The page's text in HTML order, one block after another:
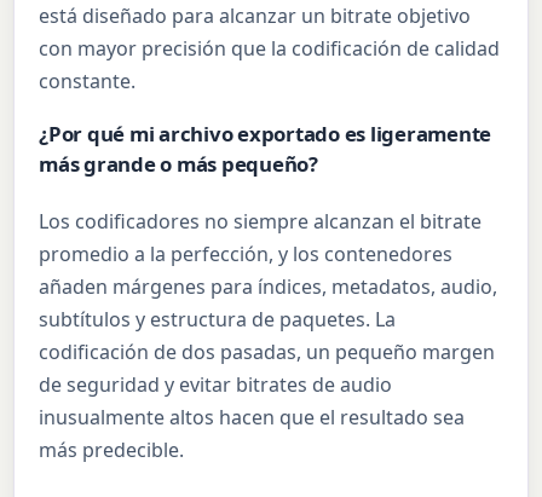
está diseñado para alcanzar un bitrate objetivo
con mayor precisión que la codificación de calidad
constante.
¿Por qué mi archivo exportado es ligeramente
más grande o más pequeño?
Los codificadores no siempre alcanzan el bitrate
promedio a la perfección, y los contenedores
añaden márgenes para índices, metadatos, audio,
subtítulos y estructura de paquetes. La
codificación de dos pasadas, un pequeño margen
de seguridad y evitar bitrates de audio
inusualmente altos hacen que el resultado sea
más predecible.